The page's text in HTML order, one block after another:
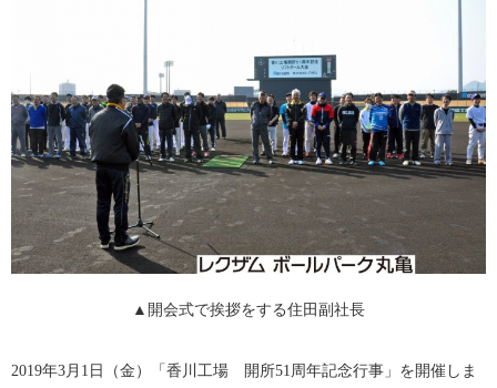
▲開会式で挨拶をする住田副社長
2019年3月1日（金）「香川工場 開所51周年記念行事」を開催しま